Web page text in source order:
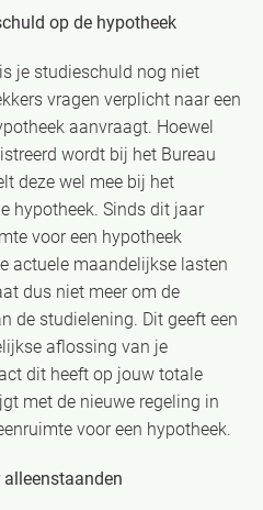
op de hypotheek
je studieschuld nog niet
vragen verplicht naar een
aanvraagt. Hoewel
wordt bij het Bureau
deze wel mee bij het
hypotheek. Sinds dit jaar
voor een hypotheek
actuele maandelijkse lasten
dus niet meer om de
de studielening. Dit geeft een
aflossing van je
dit heeft op jouw totale
met de nieuwe regeling in
voor een hypotheek.